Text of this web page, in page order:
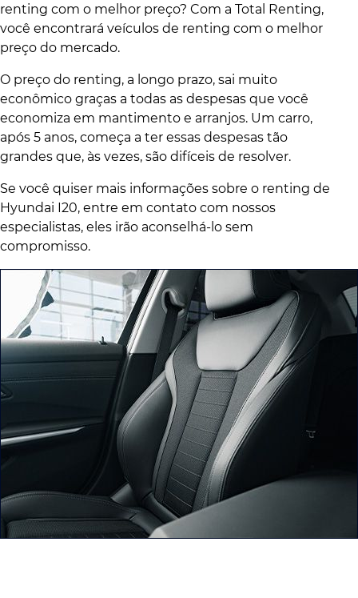
renting com o melhor preço? Com a Total Renting,
você encontrará veículos de renting com o melhor
preço do mercado.
O preço do renting, a longo prazo, sai muito
econômico graças a todas as despesas que você
economiza em mantimento e arranjos. Um carro,
após 5 anos, começa a ter essas despesas tão
grandes que, às vezes, são difíceis de resolver.
Se você quiser mais informações sobre o renting de
Hyundai I20, entre em contato com nossos
especialistas, eles irão aconselhá-lo sem
compromisso.